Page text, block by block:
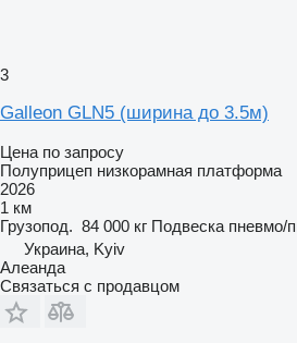
3
Galleon GLN5 (ширина до 3.5м)
Цена по запросу
Полуприцеп низкорамная платформа
2026
1 км
Грузопод. 84 000 кг Подвеска пневмо/
Украина, Kyiv
Алеанда
Связаться с продавцом